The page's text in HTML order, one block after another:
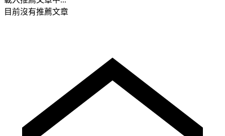
目前沒有推薦文章